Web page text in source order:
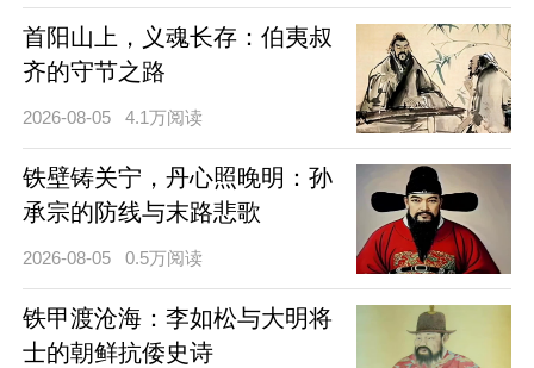
首阳山上，义魂长存：伯夷叔
齐的守节之路
2026-08-05 4.1万阅读
铁壁铸关宁，丹心照晚明：孙
承宗的防线与末路悲歌
2026-08-05 0.5万阅读
铁甲渡沧海：李如松与大明将
士的朝鲜抗倭史诗